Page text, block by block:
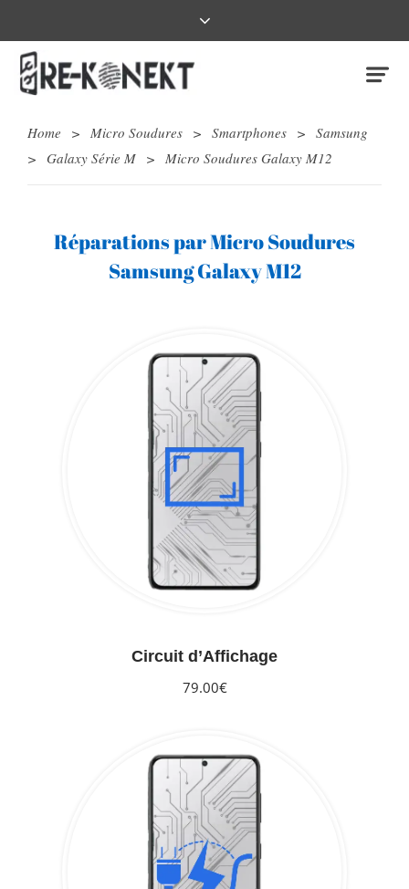
Home > Micro Soudures > Smartphones > Samsung
> Galaxy Série M > Micro Soudures Galaxy M12
Réparations par Micro Soudures
Samsung Galaxy M12
Circuit d’Affichage
79.00€